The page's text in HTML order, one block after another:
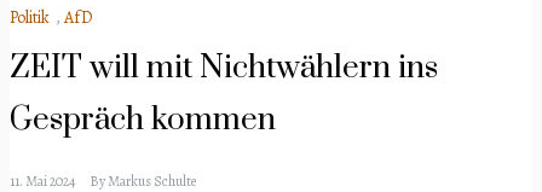
Politik ,AfD
ZEIT will mit Nichtwählern ins
Gespräch kommen
11. Mai 2024 ByMarkus Schulte